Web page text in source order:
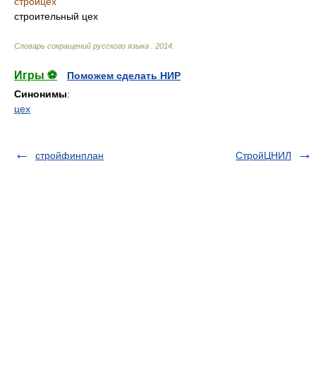
строительный цех
Словарь сокращений русского языка 2014
Игры ⚽
Поможем сделать НИР
Синонимы:
цех
стройфинплан СтройЦНИЛ